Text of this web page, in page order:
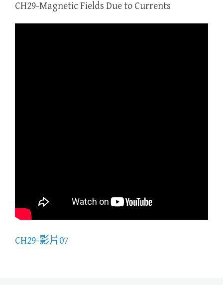
CH29-Magnetic Fields Due to Currents
CH29-影片07